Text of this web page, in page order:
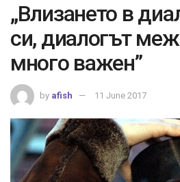
„Влизането в
си, диалогът
много важен”
by afish 11 June 2017